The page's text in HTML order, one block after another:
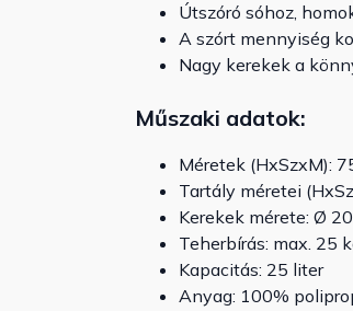
Útszóró sóhoz,
A szórt mennyiség
Nagy kerekek a
Műszaki adatok:
Méretek (HxSzxM):
Tartály méretei
Kerekek mérete: Ø
Teherbírás: max. 25
Kapacitás: 25 liter
Anyag: 100%